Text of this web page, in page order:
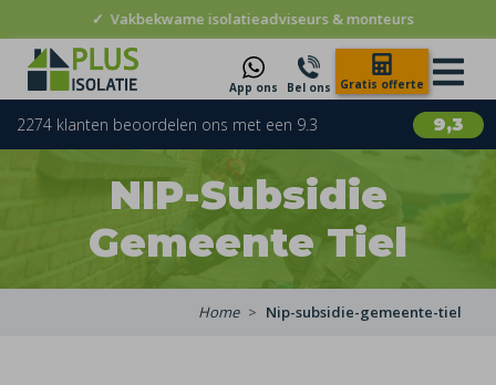
✓ Vakbekwame isolatieadviseurs & monteurs
App ons Bel ons Gratis offerte
9,3
2274 klanten beoordelen ons met een 9.3
NIP-Subsidie
Gemeente Tiel
Home Nip-subsidie-gemeente-tiel